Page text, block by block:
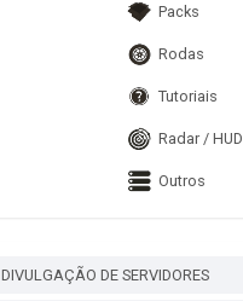
Packs
Rodas
Tutoriais
Radar / HUD
Outros
DIVULGAÇÃO DE SERVIDORES